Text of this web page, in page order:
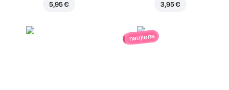
5,95 € 3,95 €
naujiena